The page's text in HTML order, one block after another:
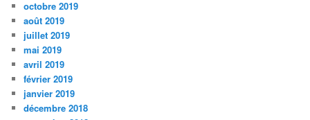
octobre 2019
août 2019
juillet 2019
mai 2019
avril 2019
février 2019
janvier 2019
décembre 2018